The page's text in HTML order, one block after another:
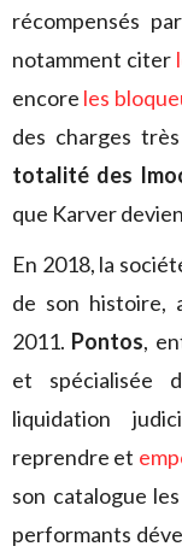
récompensés
notamment citer
encore les
des charges
totalité des
que Karver
En 2018, la
de son histoire,
2011. Pontos,
et spécialisée
liquidation
reprendre et
son catalogue
performants